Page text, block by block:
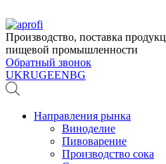
Производство, поставка
пищевой промышленности
Обратный звонок
UKRUGEENBG
Направления рынка
Виноделие
Пивоварение
Производство сока